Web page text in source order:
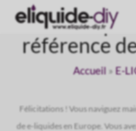
Les e
référence
Accueil » E-
Félicitations ! Vous naviguez
de e-liquides en Europe. Vous